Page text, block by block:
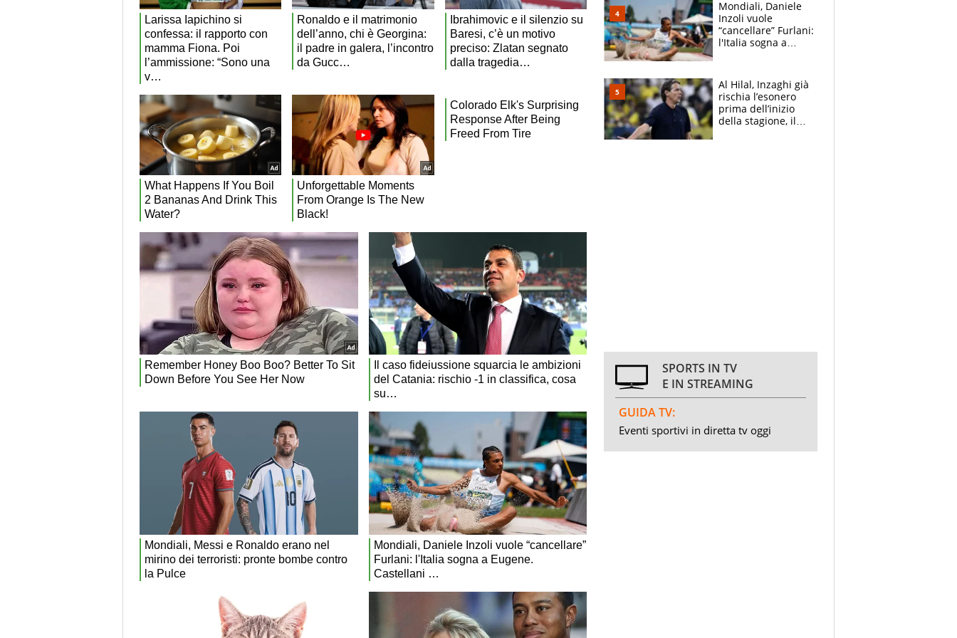
Mondiali, Daniele
Inzoli vuole
“cancellare” Furlani:
l'Italia sogna a
finale
Al Hilal, Inzaghi già
rischia l’esonero
prima dell’inizio
della stagione, il
SPORTS IN TV
E IN STREAMING
GUIDA TV:
Eventi sportivi in diretta tv oggi